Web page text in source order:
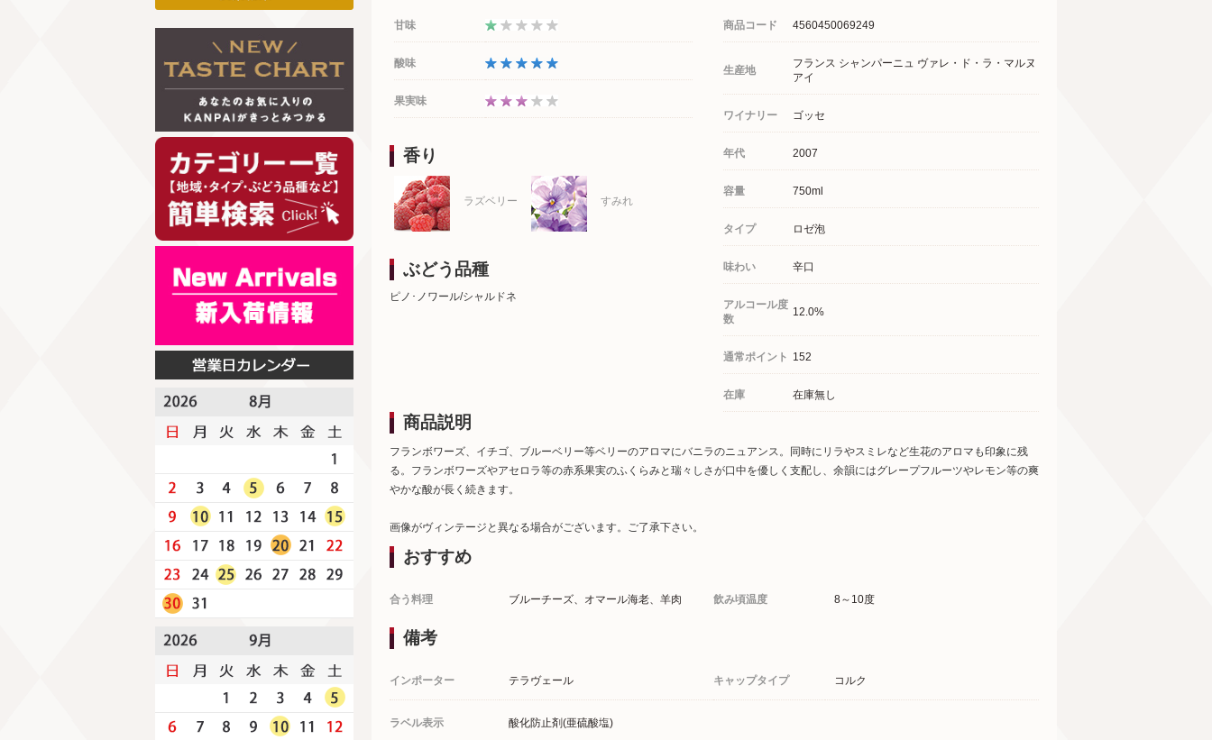
商品コード 4560450069249
生産地
フランス シャンパーニュ ヴァレ・ド・ラ・マルヌ
アイ
ワイナリー ゴッセ
年代 2007
容量 750ml
タイプ ロゼ泡
味わい 辛口
アルコール度
数
12.0%
通常ポイント 152
在庫 在庫無し
甘味
酸味
果実味
香り
ラズベリー すみれ
ぶどう品種
ピノ･ノワール/シャルドネ
商品説明
フランボワーズ、イチゴ、ブルーベリー等ベリーのアロマにバニラのニュアンス。同時にリラやスミレなど生花のアロマも印象に残
る。フランボワーズやアセロラ等の赤系果実のふくらみと瑞々しさが口中を優しく支配し、余韻にはグレープフルーツやレモン等の爽
やかな酸が長く続きます。
画像がヴィンテージと異なる場合がございます。ご了承下さい。
おすすめ
合う料理 ブルーチーズ、オマール海老、羊肉 飲み頃温度 8～10度
備考
インポーター テラヴェール キャップタイプ コルク
ラベル表示 酸化防止剤(亜硫酸塩)